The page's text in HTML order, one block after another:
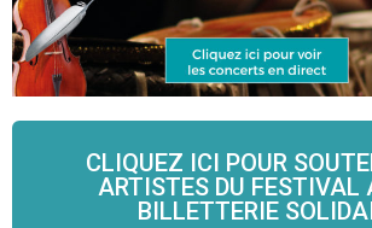
CLIQUEZ ICI POUR
ARTISTES DU FESTIVAL
BILLETTERIE